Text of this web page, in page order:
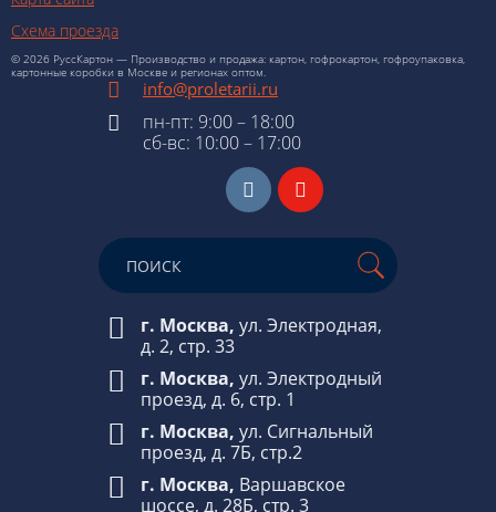
Схема проезда
© 2026 РуссКартон — Производство и продажа: картон, гофрокартон, гофроупаковка,
картонные коробки в Москве и регионах оптом.
info@proletarii.ru
пн-пт: 9:00 – 18:00
сб-вс: 10:00 – 17:00
г. Москва, ул. Электродная,
д. 2, стр. 33
г. Москва, ул. Электродный
проезд, д. 6, стр. 1
г. Москва, ул. Сигнальный
проезд, д. 7Б, стр.2
г. Москва, Варшавское
шоссе, д. 28Б, стр. 3